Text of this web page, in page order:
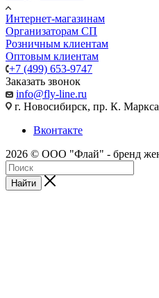
Интернет-магазинам
Организаторам СП
Розничным клиентам
Оптовым клиентам
+7 (499) 653-9747
Заказать звонок
info@fly-line.ru
г. Новосибирск, пр. К.
Вконтакте
2026 © ООО "Флай" - бренд
Найти